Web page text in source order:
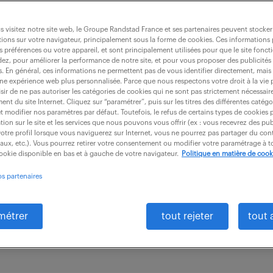
(f/h)
CDI 30 000 - 32 000 € / an
les suivantes : - En maintenance exclusivement,
à la réparation des éléments défectueux
visitez notre site web, le Groupe Randstad France et ses partenaires peuvent
sur votre navigateur, principalement sous la forme de cookies. Ces informations
préférences ou votre appareil, et sont principalement utilisées pour que le site
pour améliorer la performance de notre site, et pour vous proposer des publicités
En général, ces informations ne permettent pas de vous identifier directement,
expérience web plus personnalisée. Parce que nous respectons votre droit à la vie
de ne pas autoriser les catégories de cookies qui ne sont pas strictement
du site Internet. Cliquez sur “paramétrer”, puis sur les titres des différentes
modifier nos paramètres par défaut. Toutefois, le refus de certains types de cookies
sur le site et les services que nous pouvons vous offrir (ex : vous recevrez des
profil lorsque vous naviguerez sur Internet, vous ne pourrez pas partager du
etc.). Vous pourrez retirer votre consentement ou modifier votre paramétrage à
disponible en bas et à gauche de votre navigateur.
Politique en matière de
partenaires
tout rejeter tout